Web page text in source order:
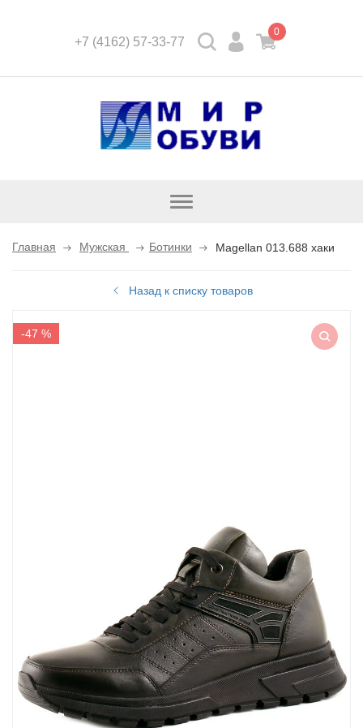
+7 (4162) 57-33-77
0
Открыть
Главная Мужская Ботинки Magellan 013.688 хаки
Назад к списку товаров